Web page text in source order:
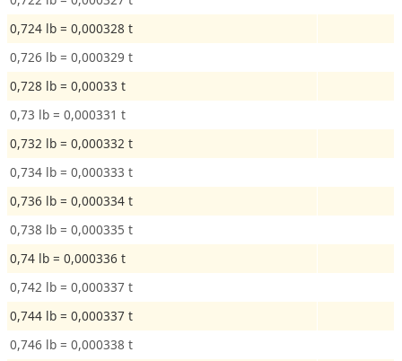
c
d
a
d
T
e
m
e
r
a
u
0,724 lb = 0,000328 t
0,726 lb = 0,000329 t
0,728 lb = 0,00033 t
0,73 lb = 0,000331 t
0,732 lb = 0,000332 t
0,734 lb = 0,000333 t
0,736 lb = 0,000334 t
0,738 lb = 0,000335 t
0,74 lb = 0,000336 t
0,742 lb = 0,000337 t
0,744 lb = 0,000337 t
0,746 lb = 0,000338 t